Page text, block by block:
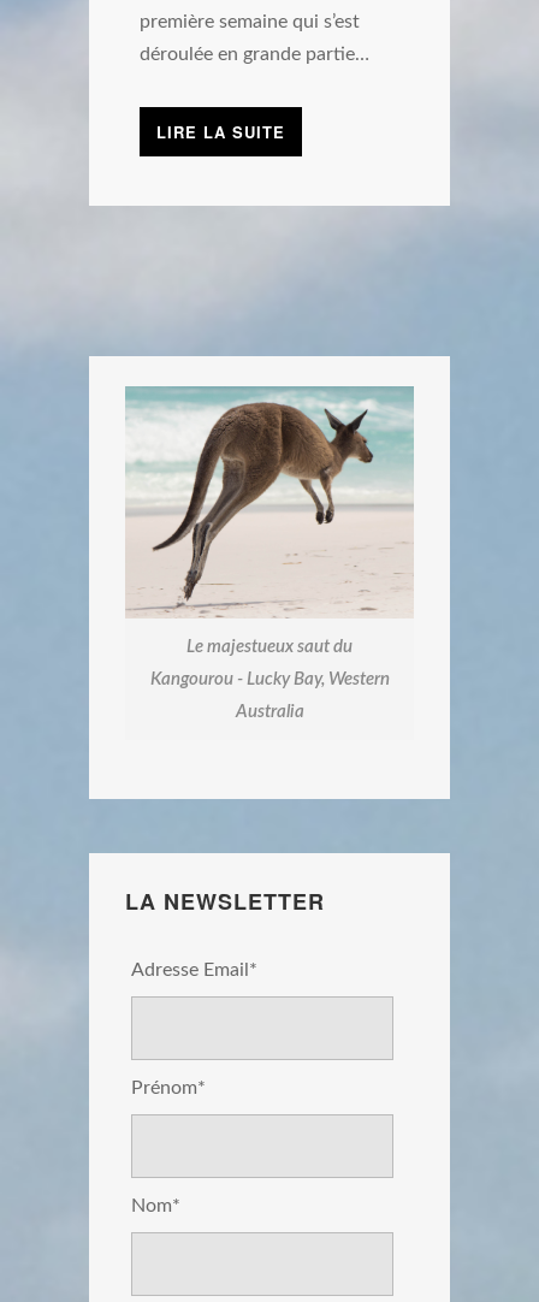
première semaine qui s’est
déroulée en grande partie…
LIRE LA SUITE
Le majestueux saut du
Kangourou - Lucky Bay, Western
Australia
LA NEWSLETTER
Adresse Email*
Prénom*
Nom*